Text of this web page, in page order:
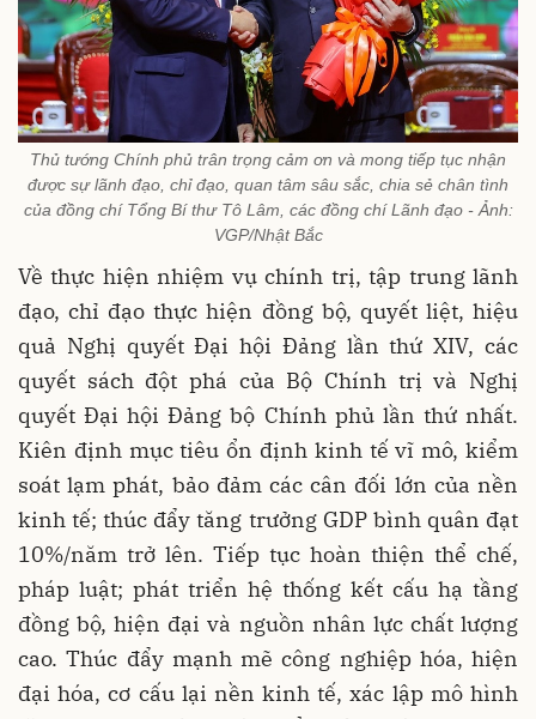
Thủ tướng Chính phủ trân trọng cảm ơn và mong tiếp tục nhận
được sự lãnh đạo, chỉ đạo, quan tâm sâu sắc, chia sẻ chân tình
của đồng chí Tổng Bí thư Tô Lâm, các đồng chí Lãnh đạo - Ảnh:
VGP/Nhật Bắc
Về thực hiện nhiệm vụ chính trị, tập trung lãnh
đạo, chỉ đạo thực hiện đồng bộ, quyết liệt, hiệu
quả Nghị quyết Đại hội Đảng lần thứ XIV, các
quyết sách đột phá của Bộ Chính trị và Nghị
quyết Đại hội Đảng bộ Chính phủ lần thứ nhất.
Kiên định mục tiêu ổn định kinh tế vĩ mô, kiểm
soát lạm phát, bảo đảm các cân đối lớn của nền
kinh tế; thúc đẩy tăng trưởng GDP bình quân đạt
10%/năm trở lên. Tiếp tục hoàn thiện thể chế,
pháp luật; phát triển hệ thống kết cấu hạ tầng
đồng bộ, hiện đại và nguồn nhân lực chất lượng
cao. Thúc đẩy mạnh mẽ công nghiệp hóa, hiện
đại hóa, cơ cấu lại nền kinh tế, xác lập mô hình